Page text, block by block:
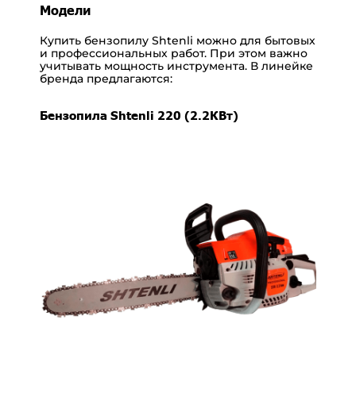
Модели
Купить бензопилу Shtenli можно для бытовых
и профессиональных работ. При этом важно
учитывать мощность инструмента. В линейке
бренда предлагаются:
Бензопила Shtenli 220 (2.2КВт)